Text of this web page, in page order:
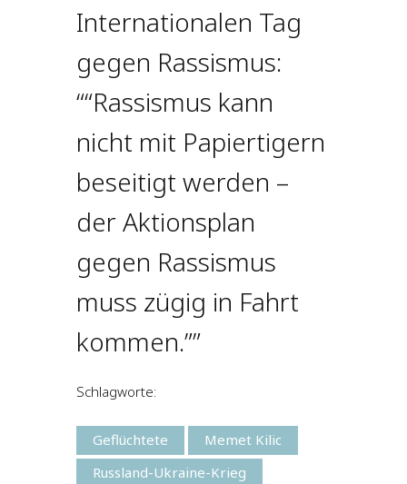
Internationalen Tag
gegen Rassismus:
““Rassismus kann
nicht mit Papiertigern
beseitigt werden –
der Aktionsplan
gegen Rassismus
muss zügig in Fahrt
kommen.””
Schlagworte:
Geflüchtete
Memet Kilic
Russland-Ukraine-Krieg